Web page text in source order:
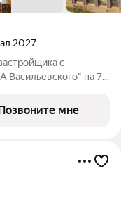
2027
с
на 7
-
мне